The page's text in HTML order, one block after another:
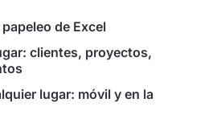
de Excel
clientes, proyectos,
lugar: móvil y en la